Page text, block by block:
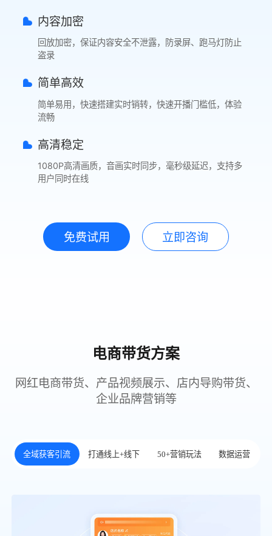
内容加密
回放加密，保证内容安全不泄露，防录屏、跑马灯防止
盗录
简单高效
简单易用，快速搭建实时销转，快速开播门槛低，体验
流畅
高清稳定
1080P高清画质，音画实时同步，毫秒级延迟，支持多
用户同时在线
免费试用 立即咨询
电商带货方案
网红电商带货、产品视频展示、店内导购带货、
企业品牌营销等
全域获客引流 打通线上+线下 50+营销玩法 数据运营